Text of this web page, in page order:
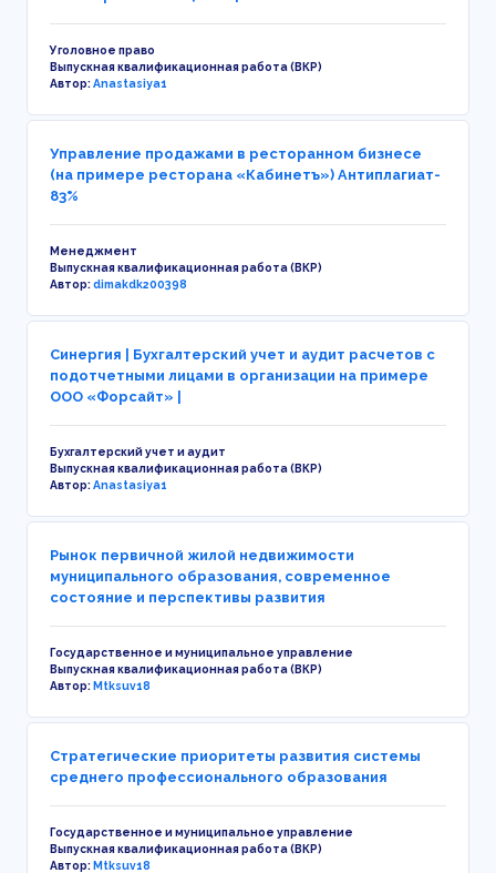
Уголовное право
Выпускная квалификационная работа (ВКР)
Автор:Anastasiya1
Управление продажами в ресторанном бизнесе
(на примере ресторана «Кабинетъ») Антиплагиат-
83%
Менеджмент
Выпускная квалификационная работа (ВКР)
Автор:dimakdk200398
Синергия | Бухгалтерский учет и аудит расчетов с
подотчетными лицами в организации на примере
ООО «Форсайт» |
Бухгалтерский учет и аудит
Выпускная квалификационная работа (ВКР)
Автор:Anastasiya1
Рынок первичной жилой недвижимости
муниципального образования, современное
состояние и перспективы развития
Государственное и муниципальное управление
Выпускная квалификационная работа (ВКР)
Автор:Mtksuv18
Стратегические приоритеты развития системы
среднего профессионального образования
Государственное и муниципальное управление
Выпускная квалификационная работа (ВКР)
Автор:Mtksuv18